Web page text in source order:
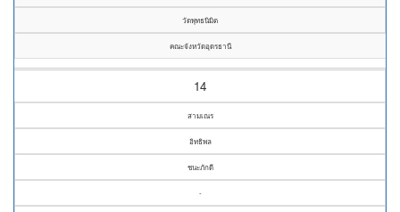
วัดพุทธนิมิต
คณะจังหวัดอุดรธานี
14
สามเณร
อิทธิพล
ชนะภักดี
-